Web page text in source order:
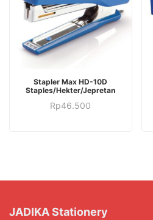
Stapler Max HD-10D
Staples/Hekter/Jepretan
Rp46.500
JADIKA Stationery